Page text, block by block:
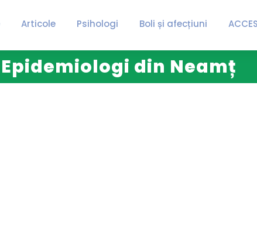
Articole Psihologi Boli și afecțiuni
Epidemiologi din Neamț